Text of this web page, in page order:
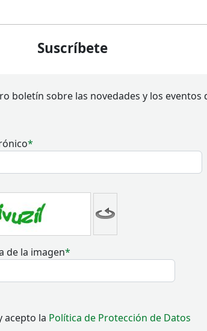
Suscríbete
boletín sobre las novedades y los eventos
de la imagen
acepto la Política de Protección de Datos